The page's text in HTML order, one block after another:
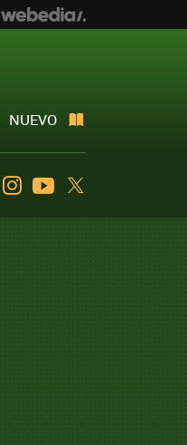
NUEVO
FlipboardInstagramYoutube